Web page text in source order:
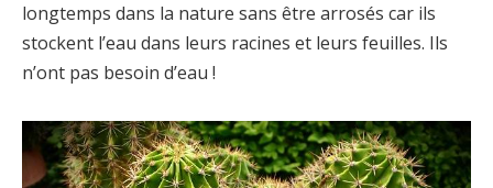
longtemps dans la nature sans être arrosés car ils
stockent l’eau dans leurs racines et leurs feuilles. Ils
n’ont pas besoin d’eau !